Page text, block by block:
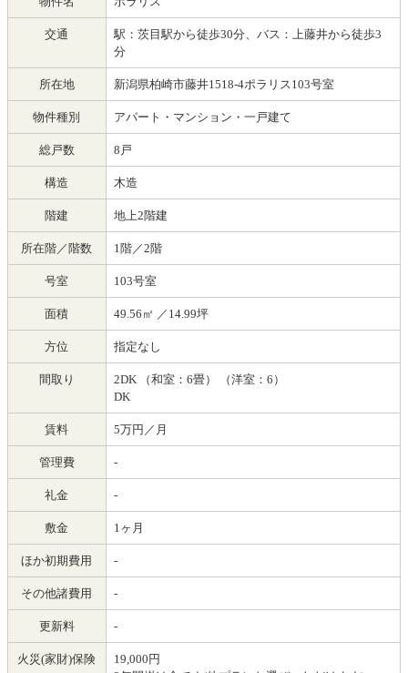
交通
駅：茨目駅から徒歩30分、バス：上藤井から徒歩3
分
所在地 新潟県柏崎市藤井1518-4ポラリス103号室
物件種別 アパート・マンション・一戸建て
総戸数 8戸
構造 木造
階建 地上2階建
所在階／階数 1階／2階
号室 103号室
面積 49.56㎡ ／14.99坪
方位 指定なし
間取り
2DK （和室：6畳） （洋室：6）
DK
賃料 5万円／月
管理費 -
礼金 -
敷金 1ヶ月
ほか初期費用 -
その他諸費用 -
更新料 -
火災(家財)保険
19,000円